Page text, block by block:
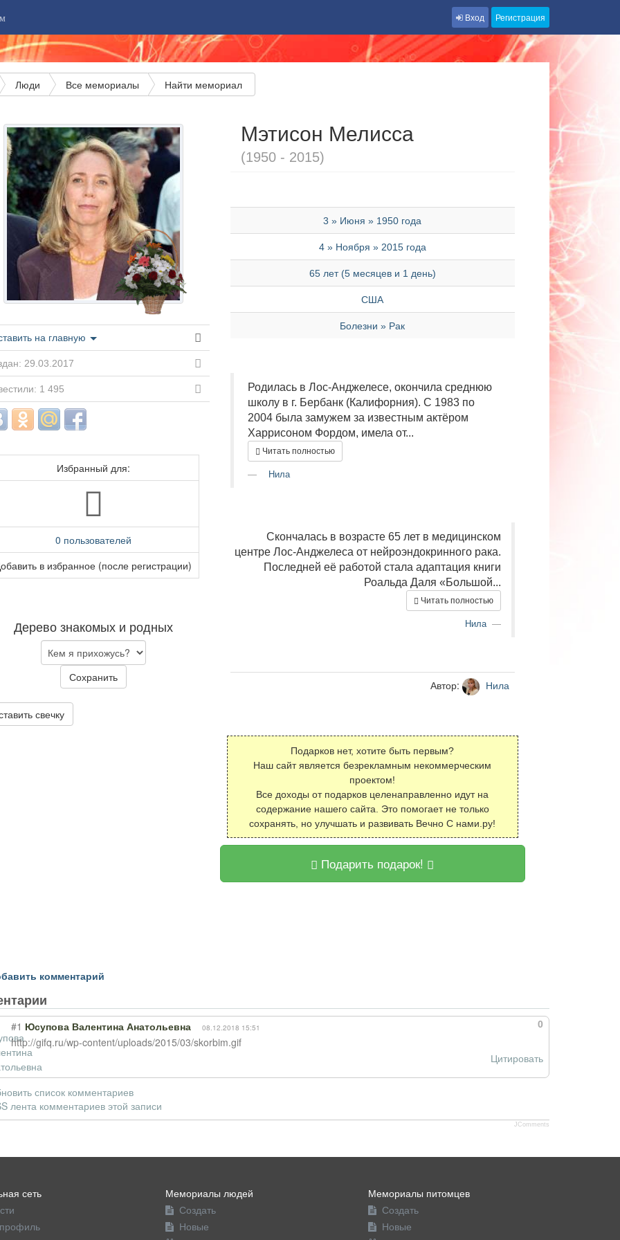
Вход Регистрация
Люди Все мемориалы Найти мемориал
на главную
29.03.2017
1 495
Избранный для:
0 пользователей
в избранное (после регистрации)
Дерево знакомых и родных
Сохранить
свечку
Мэтисон Мелисса
(1950 - 2015)
3 » Июня » 1950 года
4 » Ноября » 2015 года
65 лет (5 месяцев и 1 день)
США
Болезни » Рак
Родилась в Лос-Анджелесе, окончила среднюю
школу в г. Бербанк (Калифорния). С 1983 по
2004 была замужем за известным актёром
Харрисоном Фордом, имела от...
Читать полностью
Нила
Скончалась в возрасте 65 лет в медицинском
центре Лос-Анджелеса от нейроэндокринного рака.
Последней её работой стала адаптация книги
Роальда Даля «Большой...
Читать полностью
Нила
Автор: Нила
Подарков нет, хотите быть первым?
Наш сайт является безрекламным некоммерческим
проектом!
Все доходы от подарков целенаправленно идут на
содержание нашего сайта. Это помогает не только
сохранять, но улучшать и развивать Вечно С нами.ру!
Подарить подарок!
комментарий
0
#1 Юсупова Валентина Анатольевна 08.12.2018 15:51
http://gifq.ru/wp-content/uploads/2015/03/skorbim.gif
Цитировать
список комментариев
лента комментариев этой записи
JComments
сеть
Мемориалы людей
Создать
Новые
Мемориалы питомцев
Создать
Новые